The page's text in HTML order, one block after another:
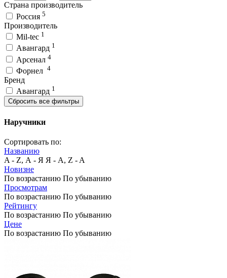
Страна производитель
Россия 5
Производитель
Mil-tec 1
Авангард 1
Арсенал 4
Форнел 4
Бренд
Авангард 1
Сбросить все фильтры
Наручники
Сортировать по:
Названию
A - Z, А - Я Я - А, Z - A
Новизне
По возрастанию По убыванию
Просмотрам
По возрастанию По убыванию
Рейтингу
По возрастанию По убыванию
Цене
По возрастанию По убыванию